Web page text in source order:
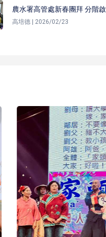
農水署高管處新春團拜 分階
高培德 | 2026/02/23